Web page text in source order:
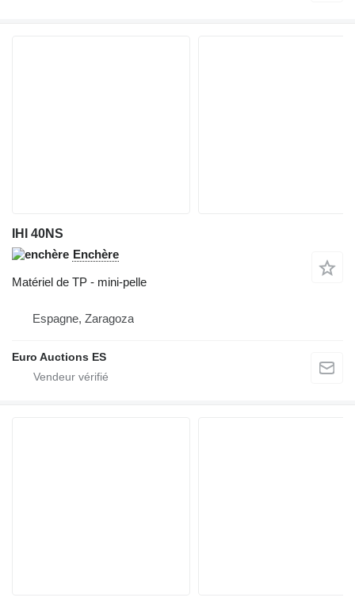
IHI 40NS
Enchère
Matériel de TP - mini-pelle
Espagne, Zaragoza
Euro Auctions ES